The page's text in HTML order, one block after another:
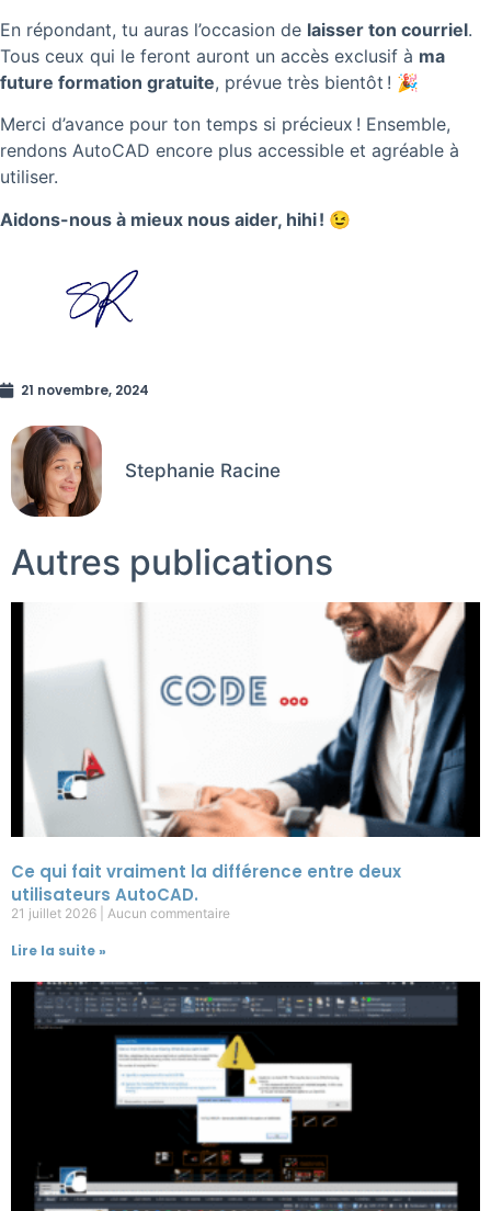
En répondant, tu auras l’occasion de laisser ton courriel.
Tous ceux qui le feront auront un accès exclusif à ma
future formation gratuite, prévue très bientôt ! 🎉
Merci d’avance pour ton temps si précieux ! Ensemble,
rendons AutoCAD encore plus accessible et agréable à
utiliser.
Aidons-nous à mieux nous aider, hihi! 😉
21 novembre, 2024
Stephanie Racine
Autres publications
Ce qui fait vraiment la différence entre deux
utilisateurs AutoCAD.
21 juillet 2026 Aucun commentaire
Lire la suite »